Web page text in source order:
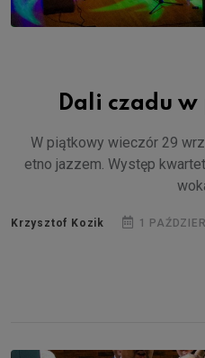
Dali czadu w
W piątkowy wieczór 29
etno jazzem. Występ
Krzysztof Kozik 1